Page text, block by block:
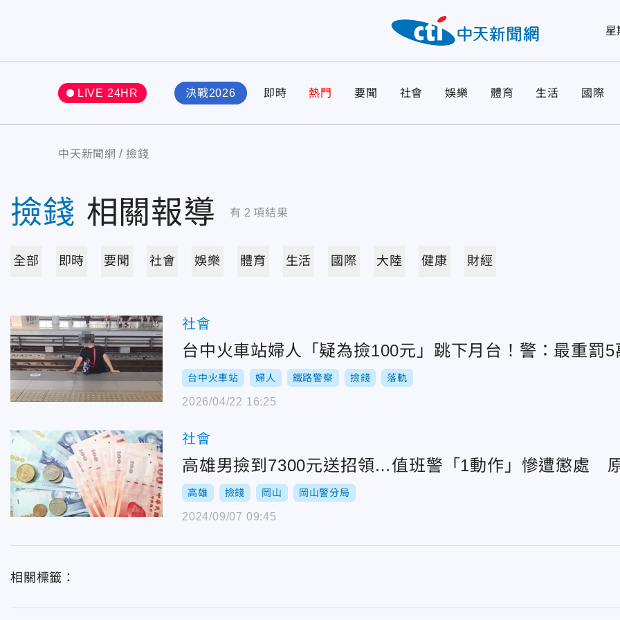
星
LIVE 24HR 決戰2026 即時 熱門 要聞 社會 娛樂 體育 生活 國際
中天新聞網 撿錢
撿錢 相關報導 有 2 項結果
全部 即時 要聞 社會 娛樂 體育 生活 國際 大陸 健康 財經
社會
台中火車站婦人「疑為撿100元」跳下月台！警：最重罰5
台中火車站 婦人 鐵路警察 撿錢 落軌
2026/04/22 16:25
社會
高雄男撿到7300元送招領…值班警「1動作」慘遭懲處
高雄 撿錢 岡山 岡山警分局
2024/09/07 09:45
相關標籤：